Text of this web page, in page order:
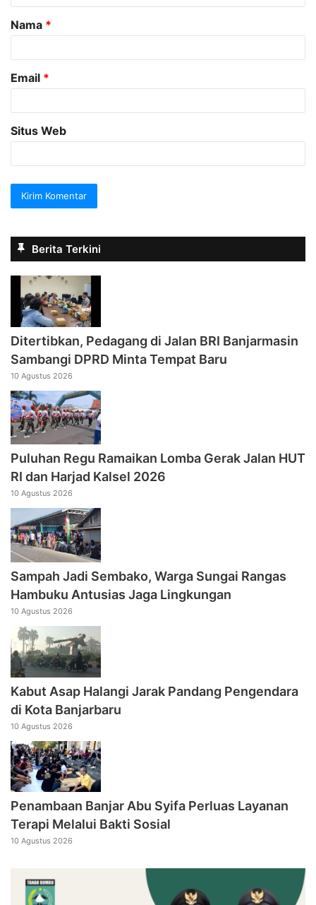
a
r
Nama *
Email *
Situs Web
Berita Terkini
Ditertibkan, Pedagang di Jalan BRI Banjarmasin
Sambangi DPRD Minta Tempat Baru
10 Agustus 2026
Puluhan Regu Ramaikan Lomba Gerak Jalan HUT
RI dan Harjad Kalsel 2026
10 Agustus 2026
Sampah Jadi Sembako, Warga Sungai Rangas
Hambuku Antusias Jaga Lingkungan
10 Agustus 2026
Kabut Asap Halangi Jarak Pandang Pengendara
di Kota Banjarbaru
10 Agustus 2026
Penambaan Banjar Abu Syifa Perluas Layanan
Terapi Melalui Bakti Sosial
10 Agustus 2026